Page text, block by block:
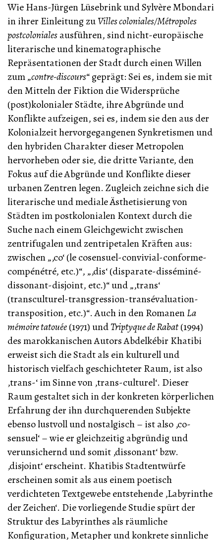
Wie Hans-Jürgen Lüsebrink und Sylvère Mbondari
in ihrer Einleitung zuVilles coloniales/Métropoles
postcolonialesausführen, sind nicht-europäische
literarische und kinematographische
Repräsentationen der Stadt durch einen Willen
zum „contre-discours“ geprägt: Sei es, indem sie mit
den Mitteln der Fiktion die Widersprüche
(post)kolonialer Städte, ihre Abgründe und
Konflikte aufzeigen, sei es, indem sie den aus der
Kolonialzeit hervorgegangenen Synkretismen und
den hybriden Charakter dieser Metropolen
hervorheben oder sie, die dritte Variante, den
Fokus auf die Abgründe und Konflikte dieser
urbanen Zentren legen. Zugleich zeichne sich die
literarische und mediale Ästhetisierung von
Städten im postkolonialen Kontext durch die
Suche nach einem Gleichgewicht zwischen
zentrifugalen und zentripetalen Kräften aus:
zwischen „‚co‘ (le cosensuel-convivial-conforme-
compénétré, etc.)“, „‚dis‘ (disparate-disséminé-
dissonant-disjoint, etc.)“ und „‚trans‘
(transculturel-transgression-transévaluation-
transposition, etc.)“. Auch in den RomanenLa
mémoire tatouée(1971) undTriptyque de Rabat(1994)
des marokkanischen Autors Abdelkébir Khatibi
erweist sich die Stadt als ein kulturell und
historisch vielfach geschichteter Raum, ist also
‚trans-‘ im Sinne von ‚trans-culturel‘. Dieser
Raum gestaltet sich in der konkreten körperlichen
Erfahrung der ihn durchquerenden Subjekte
ebenso lustvoll und nostalgisch – ist also ‚co-
sensuel‘ – wie er gleichzeitig abgründig und
verunsichernd und somit ‚dissonant‘ bzw.
‚disjoint‘ erscheint. Khatibis Stadtentwürfe
erscheinen somit als aus einem poetisch
verdichteten Textgewebe entstehende ‚Labyrinthe
der Zeichen‘. Die vorliegende Studie spürt der
Struktur des Labyrinthes als räumliche
Konfiguration, Metapher und konkrete sinnliche